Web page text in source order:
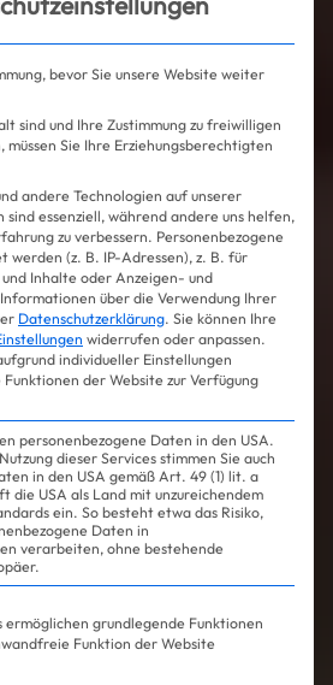
bevor Sie unsere Website weiter
sind und Ihre Zustimmung zu freiwilligen
Sie Ihre Erziehungsberechtigten
andere Technologien auf unserer
sind essenziell, während andere uns helfen,
zu verbessern. Personenbezogene
werden (z. B. IP-Adressen), z. B. für
Inhalte oder Anzeigen- und
über die Verwendung Ihrer
Datenschutzerklärung. Sie können Ihre
widerrufen oder anpassen.
individueller Einstellungen
der Website zur Verfügung
personenbezogene Daten in den USA.
dieser Services stimmen Sie auch
in den USA gemäß Art. 49 (1) lit. a
die USA als Land mit unzureichendem
ein. So besteht etwa das Risiko,
Daten in
verarbeiten, ohne bestehende
der Service-Gruppen, für die
ermöglichen grundlegende Funktionen
Funktion der Website